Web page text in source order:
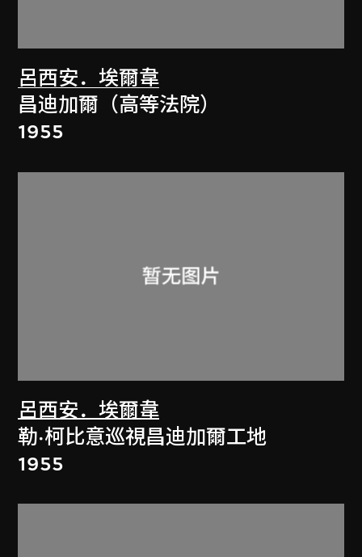
呂西安．埃爾韋
昌迪加爾（高等法院）
1955
呂西安．埃爾韋
勒·柯比意巡視昌迪加爾工地
1955